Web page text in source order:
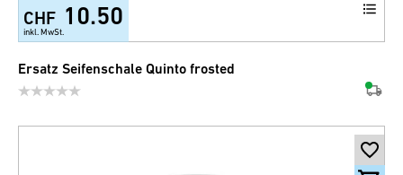
CHF 10.50
inkl. MwSt.
Ersatz Seifenschale Quinto frosted